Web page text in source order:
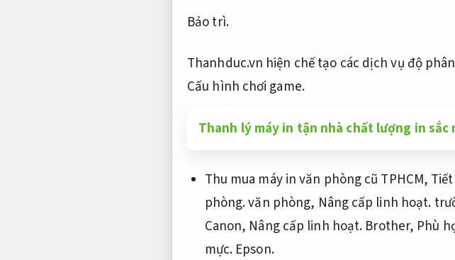
Bảo trì.
Thanhduc.vn hiện chế tạo các dịch vụ độ
Cấu hình chơi game.
Thanh lý máy in tận nhà chất lượng in sắc
Thu mua máy in văn phòng cũ TPHCM,
phòng.văn phòng, Nâng cấp linh hoạt.
Canon, Nâng cấp linh hoạt. Brother, Phù
mực. Epson.